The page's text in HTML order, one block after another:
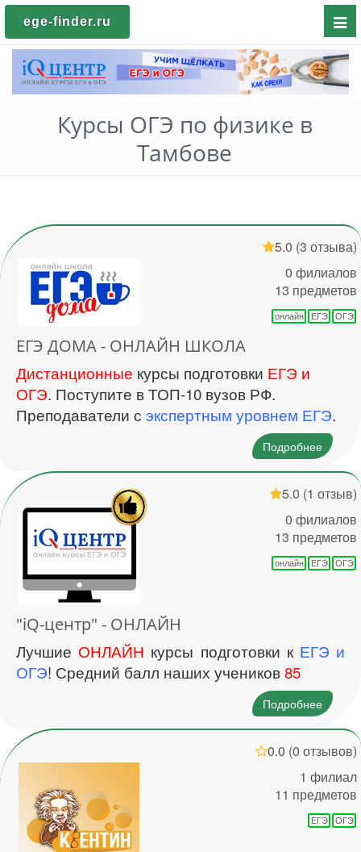
ege-finder.ru
Курсы ОГЭ по физике в
Тамбове
5.0 (3 отзыва)
0 филиалов
13 предметов
онлайн ЕГЭ ОГЭ
ЕГЭ ДОМА - ОНЛАЙН ШКОЛА
Дистанционные курсы подготовки ЕГЭ и
ОГЭ. Поступите в ТОП-10 вузов РФ.
Преподаватели с экспертным уровнем ЕГЭ.
Подробнее
5.0 (1 отзыв)
0 филиалов
13 предметов
онлайн ЕГЭ ОГЭ
"iQ-центр" - ОНЛАЙН
Лучшие ОНЛАЙН курсы подготовки к ЕГЭ и
ОГЭ! Средний балл наших учеников85
Подробнее
0.0 (0 отзывов)
1 филиал
11 предметов
ЕГЭ ОГЭ